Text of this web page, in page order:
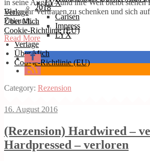
LYX
Verlage
Über Mich
Cookie-Richtlinie (EU)
2018
Carlsen
Impress
LYX
Verlage
Über Mich
Cookie-Richtlinie (EU)
in seine Augen – und ihre Welt bleibt stehen
Blake ihr Vertrauen zu schenken und sich
Zukunft…
Read More
Category: Rezension
16. August 2016
(Rezension) Hardwired –
Hardpressed – verloren